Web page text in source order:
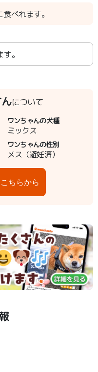
べれます。
。
について
ワンちゃんの犬種
ミックス
ワンちゃんの性別
メス（避妊済）
ちらから